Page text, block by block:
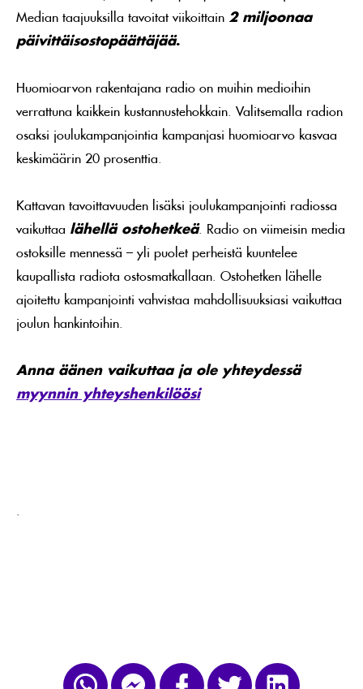
Median taajuuksilla tavoitat viikoittain 2 miljoonaa
päivittäisostopäättäjää.
Huomioarvon rakentajana radio on muihin medioihin
verrattuna kaikkein kustannustehokkain. Valitsemalla radion
osaksi joulukampanjointia kampanjasi huomioarvo kasvaa
keskimäärin 20 prosenttia.
Kattavan tavoittavuuden lisäksi joulukampanjointi radiossa
vaikuttaa lähellä ostohetkeä. Radio on viimeisin media
ostoksille mennessä – yli puolet perheistä kuuntelee
kaupallista radiota ostosmatkallaan. Ostohetken lähelle
ajoitettu kampanjointi vahvistaa mahdollisuuksiasi vaikuttaa
joulun hankintoihin.
Anna äänen vaikuttaa ja ole yhteydessä
myynnin yhteyshenkilöösi
.